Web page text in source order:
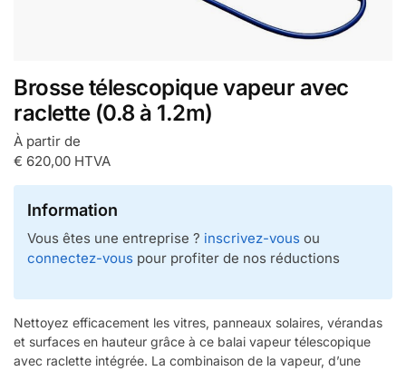
Brosse télescopique vapeur avec
raclette (0.8 à 1.2m)
À partir de
€ 620,00 HTVA
Information
Vous êtes une entreprise ? inscrivez-vous ou
connectez-vous pour profiter de nos réductions
Nettoyez efficacement les vitres, panneaux solaires, vérandas
et surfaces en hauteur grâce à ce balai vapeur télescopique
avec raclette intégrée. La combinaison de la vapeur, d’une